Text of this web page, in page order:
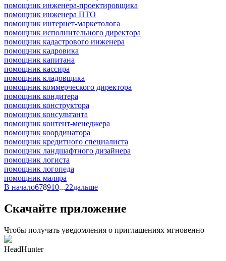
помощник инженера-проектировщика
помощник инженера ПТО
помощник интернет-маркетолога
помощник исполнительного директора
помощник кадастрового инженера
помощник кадровика
помощник капитана
помощник кассира
помощник кладовщика
помощник коммерческого директора
помощник кондитера
помощник конструктора
помощник консультанта
помощник контент-менеджера
помощник координатора
помощник кредитного специалиста
помощник ландшафтного дизайнера
помощник логиста
помощник логопеда
помощник маляра
В начало678910...22дальше
Скачайте приложение
Чтобы получать уведомления о приглашениях мгновенно
HeadHunter